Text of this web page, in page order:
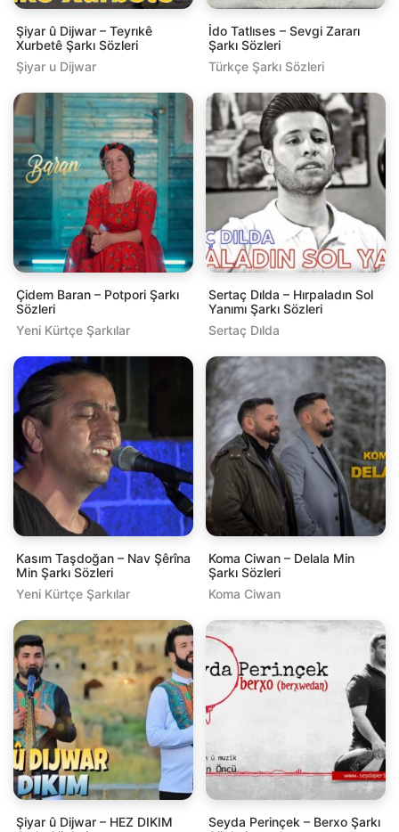
Şiyar û Dijwar – Teyrıkê
Xurbetê Şarkı Sözleri
Şiyar u Dijwar
İdo Tatlıses – Sevgi Zararı
Şarkı Sözleri
Türkçe Şarkı Sözleri
Çidem Baran – Potpori Şarkı
Sözleri
Yeni Kürtçe Şarkılar
Sertaç Dılda – Hırpaladın Sol
Yanımı Şarkı Sözleri
Sertaç Dılda
Kasım Taşdoğan – Nav Şêrîna
Min Şarkı Sözleri
Yeni Kürtçe Şarkılar
Koma Ciwan – Delala Min
Şarkı Sözleri
Koma Ciwan
Şiyar û Dijwar – HEZ DIKIM
Seyda Perinçek – Berxo Şarkı